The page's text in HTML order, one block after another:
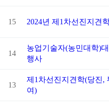
15 2024년 제1차선진지견
14
농업기술자(농민대학)대
행사
13
제1차선진지견학(당진,
여)